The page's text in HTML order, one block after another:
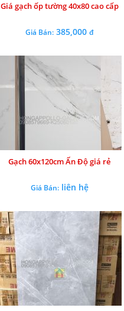
Giá gạch ốp tường 40x80 cao cấp
Giá Bán:385,000 đ
Gạch 60x120cm Ấn Độ giá rẻ
Giá Bán:liên hệ